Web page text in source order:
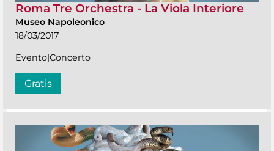
Roma Tre Orchestra - La Viola Interiore
Museo Napoleonico
18/03/2017
Evento|Concerto
Gratis